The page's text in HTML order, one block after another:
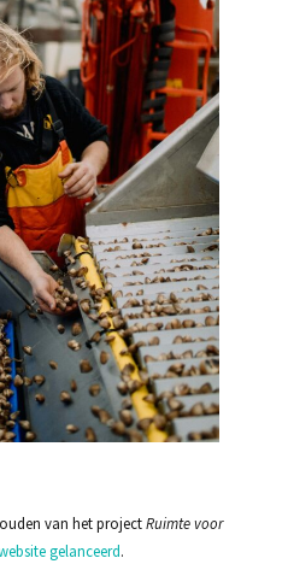
van het projectRuimte voor
gelanceerd.